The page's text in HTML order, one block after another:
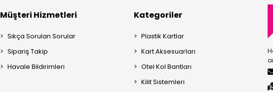
Müşteri Hizmetleri
Sıkça Sorulan Sorular
Sipariş Takip
Havale Bildirimleri
Kategoriler
Plastik Kartlar
Kart Aksesuarları
Otel Kol Bantları
Kilit Sistemleri